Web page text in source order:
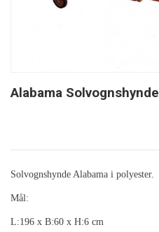
Alabama Solvognshynde
Solvognshynde Alabama i polyester.
Mål:
L:196 x B:60 x H:6 cm